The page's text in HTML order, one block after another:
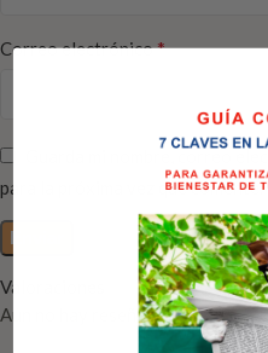
Valoraciones
Aún no hay reseñas
Correo electrónico*
Guarda mi nombre, correo
para la próxima vez que comente.